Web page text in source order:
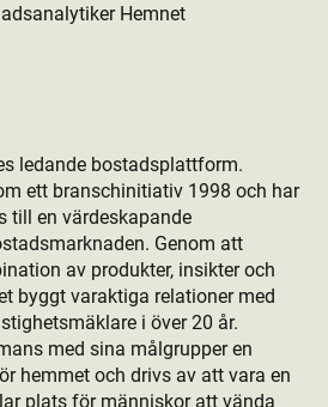
Hemnet
ledande bostads­plattform.
ett branschinitiativ 1998 och har
till en värdeskapande
Genom att
av produkt­er, insikter och
byggt varaktiga relationer med
i över 20 år.
med sina målgrupper en
hemmet och drivs av att vara en
plats för människor att vända